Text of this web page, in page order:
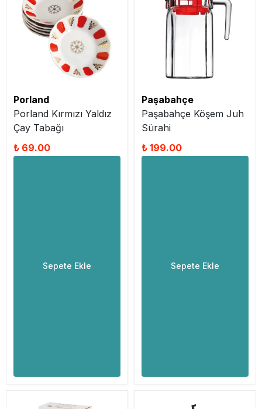
Porland
Porland Kırmızı Yaldız
Çay Tabağı
₺ 69.00
Sepete Ekle
Paşabahçe
Paşabahçe Köşem Juh
Sürahi
₺ 199.00
Sepete Ekle